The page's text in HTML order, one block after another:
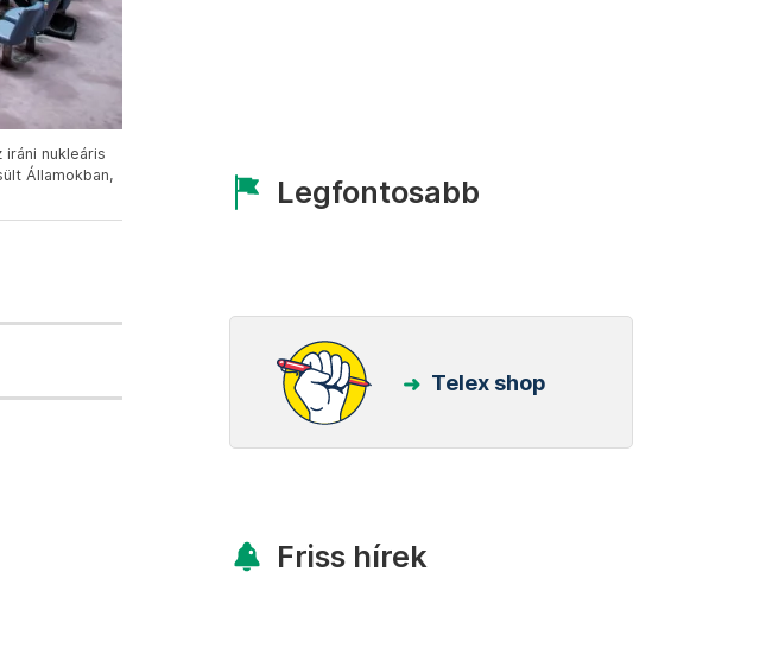
iráni nukleáris
Államokban,
Legfontosabb
Telex shop
Friss hírek